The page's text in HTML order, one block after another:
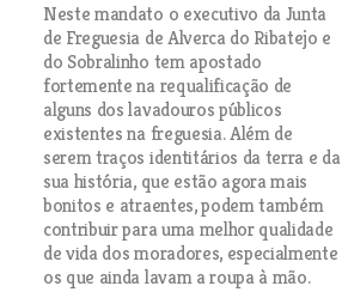
Neste mandato o executivo da Junta
de Freguesia de Alverca do Ribatejo e
do Sobralinho tem apostado
fortemente na requalificação de
alguns dos lavadouros públicos
existentes na freguesia. Além de
serem traços identitários da terra e da
sua história, que estão agora mais
bonitos e atraentes, podem também
contribuir para uma melhor qualidade
de vida dos moradores, especialmente
os que ainda lavam a roupa à mão.